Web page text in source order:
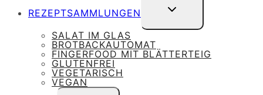
REZEPTSAMMLUNGEN
UNTERMENÜ
UMSCHALTEN
SALAT IM GLAS
BROTBACKAUTOMAT
FINGERFOOD MIT BLÄTTERTEIG
GLUTENFREI
VEGETARISCH
VEGAN